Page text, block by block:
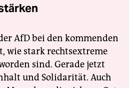
AfD bei den kommenden
wie stark rechtsextreme
sind. Gerade jetzt
und Solidarität. Auch